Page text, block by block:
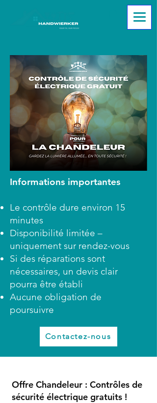
Informations importantes
Le contrôle dure environ 15
minutes
Disponibilité limitée –
uniquement sur rendez-vous
Si des réparations sont
nécessaires, un devis clair
pourra être établi
Aucune obligation de
poursuivre
Contactez-nous
Offre Chandeleur : Contrôles de
sécurité électrique gratuits !